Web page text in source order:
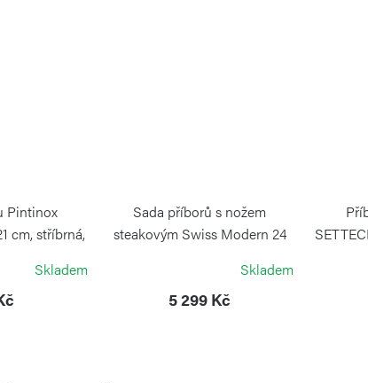
Pintinox
cm, stříbrná,
Skladem
Sada příborů s nožem
steakovým Swiss Modern 24
Skladem
5 299 Kč